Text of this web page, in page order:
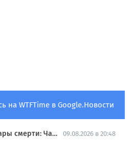
на WTFTime в Google.Новости
Гарри Поттер и Дары смерти: Часть 2
09.08.2026 в 20:48